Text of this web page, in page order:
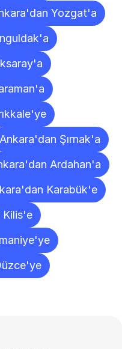
Yozgat'a
Ankara'dan Şırnak'a
Ardahan'a
Karabük'e
Kilis'e